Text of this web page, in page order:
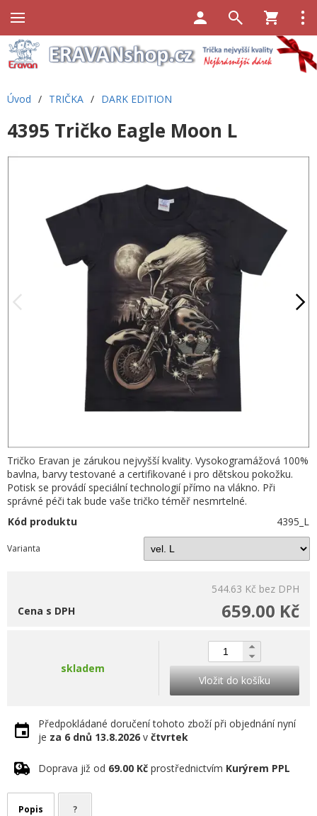
Úvod / TRIČKA / DARK EDITION
4395 Tričko Eagle Moon L
Tričko Eravan je zárukou nejvyšší kvality. Vysokogramážová 100%
bavlna, barvy testované a certifikované i pro dětskou pokožku.
Potisk se provádí speciální technologií přímo na vlákno. Při
správné péči tak bude vaše tričko téměř nesmrtelné.
Kód produktu
4395_L
Varianta
544.63 Kč bez DPH
659.00 Kč
Cena s DPH
skladem
Vložit do košíku
Předpokládané doručení tohoto zboží při objednání nyní
je za 6 dnů 13.8.2026 v čtvrtek
Doprava již od 69.00 Kč prostřednictvím Kurýrem PPL
Popis ?